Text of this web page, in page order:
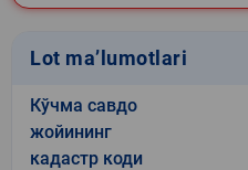
Lot ma’lumotlari
Кўчма савдо
жойининг
кадастр коди